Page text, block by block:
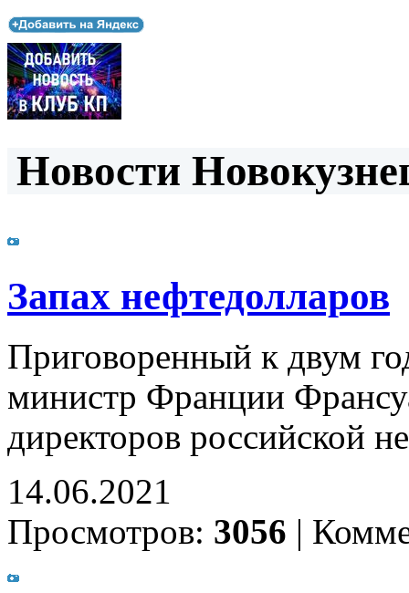
Новости
Запах нефтедолларов
Приговоренный к двум
министр Франции
директоров российской
14.06.2021
Просмотров: 3056 |